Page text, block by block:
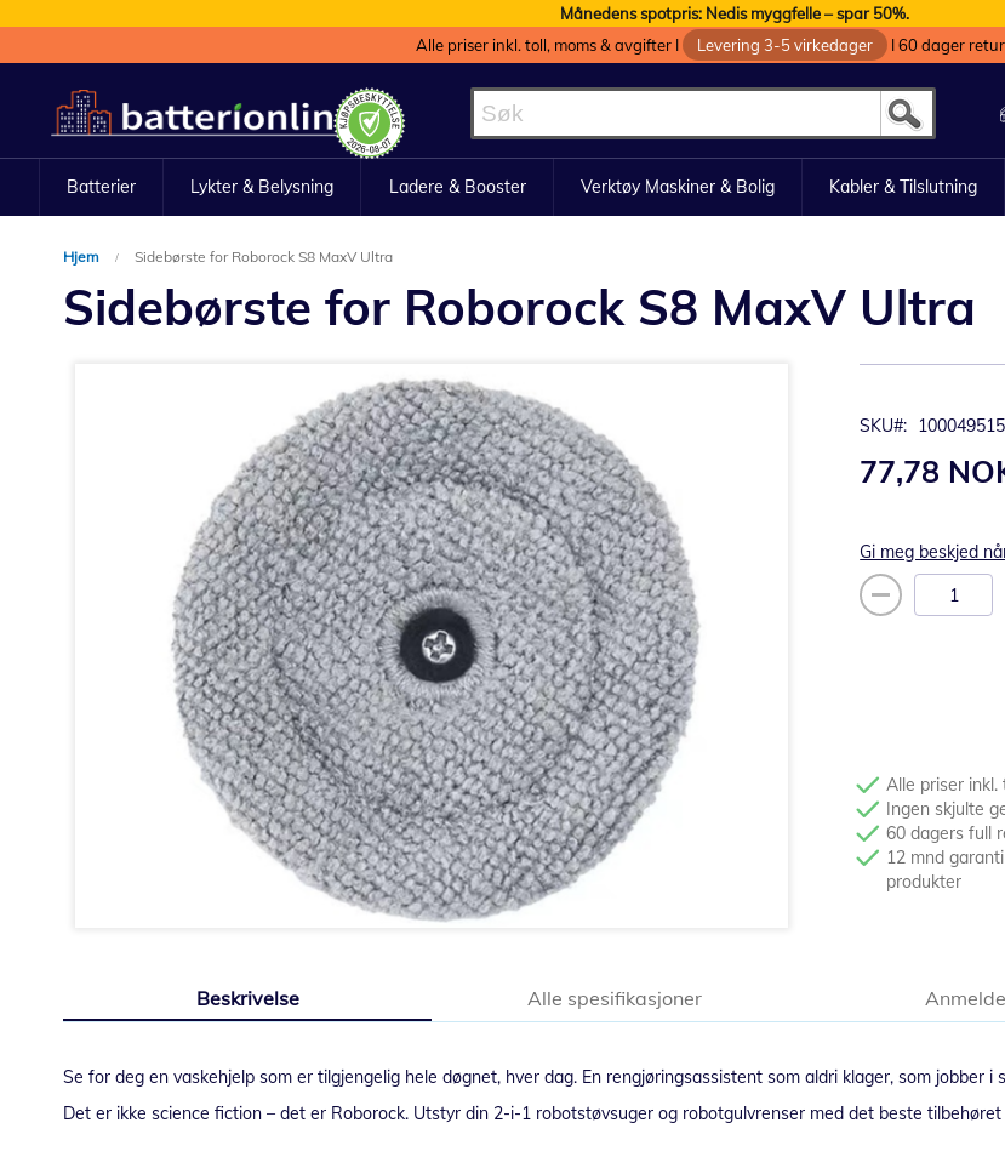
Månedens spotpris: Nedis myggfelle – spar 50%.
Alle priser inkl. toll, moms & avgifter I
Levering 3-5 virkedager I 60 dager
til
innhold
Batterier Lykter & Belysning Ladere & Booster Verktøy Maskiner & Bolig Kabler & Tilslutning
Hjem Sidebørste for Roborock S8 MaxV Ultra
Sidebørste for Roborock S8 MaxV Ultra
SKU 100049515
77,78
Gi meg beskjed
Alle priser
Ingen skjulte
60 dagers full
12 mnd
produkter
av
Beskrivelse
Se for deg en vaskehjelp som er tilgjengelig hele døgnet, hver dag. En rengjøringsassistent som aldri klager, som
Det er ikke science fiction – det er Roborock. Utstyr din 2-i-1 robotstøvsuger og robotgulvrenser med det beste
Alle spesifikasjoner